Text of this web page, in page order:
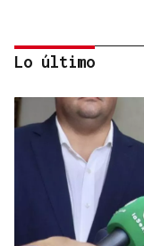
SEGURIDAD INFANTIL
Lo último